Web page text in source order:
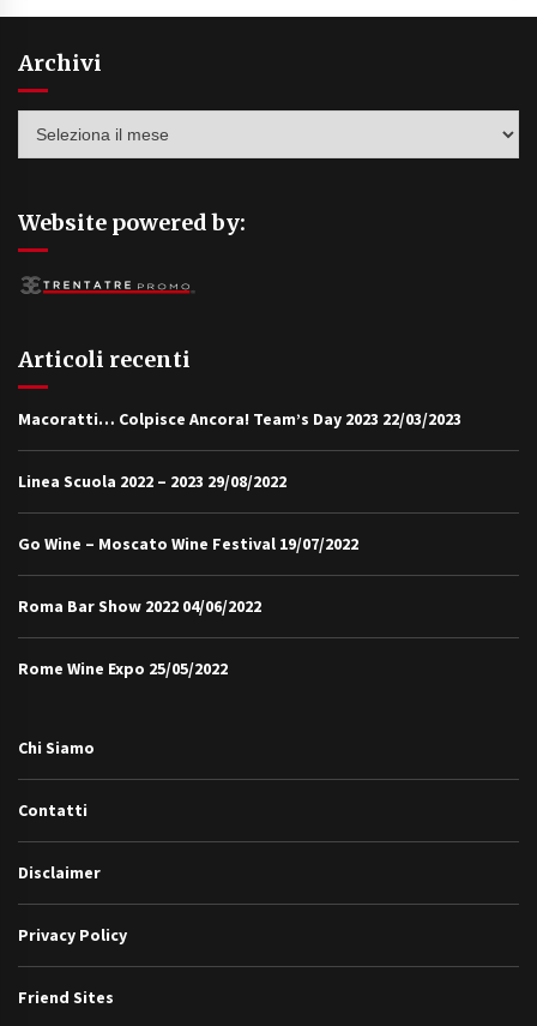
Archivi
Website powered by:
Articoli recenti
Macoratti… Colpisce Ancora! Team’s Day 2023 22/03/2023
Linea Scuola 2022 – 2023 29/08/2022
Go Wine – Moscato Wine Festival 19/07/2022
Roma Bar Show 2022 04/06/2022
Rome Wine Expo 25/05/2022
Chi Siamo
Contatti
Disclaimer
Privacy Policy
Friend Sites